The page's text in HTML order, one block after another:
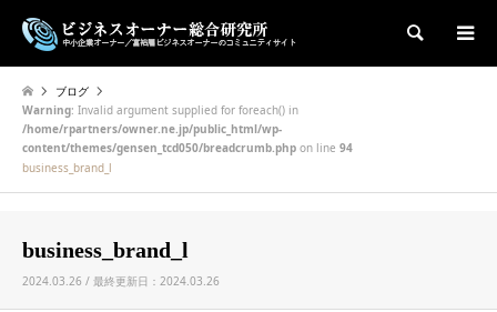
検索
ブログ
Warning: Invalid argument supplied for foreach() in
/home/rpartners/owner.ne.jp/public_html/wp-
content/themes/gensen_tcd050/breadcrumb.php on line 94
business_brand_l
business_brand_l
2024.03.26 / 最終更新日：2024.03.26